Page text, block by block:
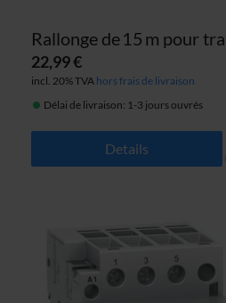
22,99 €
incl. 20% TVA hors frais de livraison
Délai de livraison: 1-3 jours ouvrés
Details